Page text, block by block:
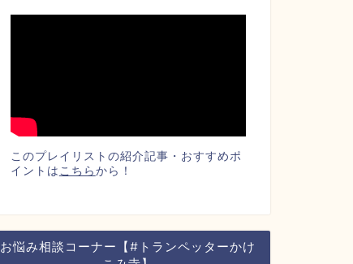
このプレイリストの紹介記事・おすすめポ
イントは こちら から！
お悩み相談コーナー【#トランペッターかけ